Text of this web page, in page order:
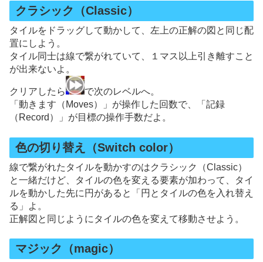
クラシック（Classic）
タイルをドラッグして動かして、左上の正解の図と同じ配
置にしよう。
タイル同士は線で繋がれていて、１マス以上引き離すこと
が出来ないよ。
クリアしたら
で次のレベルへ。
「動きます（Moves）」が操作した回数で、「記録
（Record）」が目標の操作手数だよ。
色の切り替え（Switch color）
線で繋がれたタイルを動かすのはクラシック（Classic）
と一緒だけど、タイルの色を変える要素が加わって、タイ
ルを動かした先に円があると「円とタイルの色を入れ替え
る」よ。
正解図と同じようにタイルの色を変えて移動させよう。
マジック（magic）